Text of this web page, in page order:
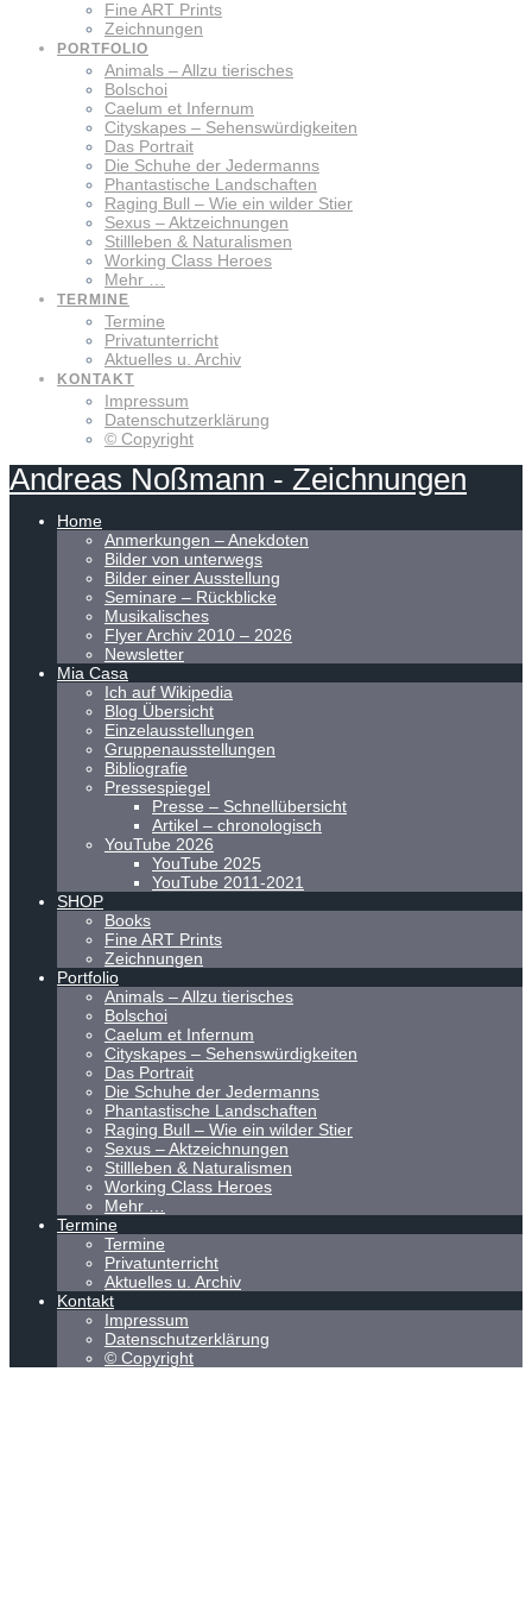
Fine ART Prints
Zeichnungen
PORTFOLIO
Animals – Allzu tierisches
Bolschoi
Caelum et Infernum
Cityskapes – Sehenswürdigkeiten
Das Portrait
Die Schuhe der Jedermanns
Phantastische Landschaften
Raging Bull – Wie ein wilder Stier
Sexus – Aktzeichnungen
Stillleben & Naturalismen
Working Class Heroes
Mehr …
TERMINE
Termine
Privatunterricht
Aktuelles u. Archiv
KONTAKT
Impressum
Datenschutzerklärung
© Copyright
Andreas Noßmann - Zeichnungen
Home
Anmerkungen – Anekdoten
Bilder von unterwegs
Bilder einer Ausstellung
Seminare – Rückblicke
Musikalisches
Flyer Archiv 2010 – 2026
Newsletter
Mia Casa
Ich auf Wikipedia
Blog Übersicht
Einzelausstellungen
Gruppenausstellungen
Bibliografie
Pressespiegel
Presse – Schnellübersicht
Artikel – chronologisch
YouTube 2026
YouTube 2025
YouTube 2011-2021
SHOP
Books
Fine ART Prints
Zeichnungen
Portfolio
Animals – Allzu tierisches
Bolschoi
Caelum et Infernum
Cityskapes – Sehenswürdigkeiten
Das Portrait
Die Schuhe der Jedermanns
Phantastische Landschaften
Raging Bull – Wie ein wilder Stier
Sexus – Aktzeichnungen
Stillleben & Naturalismen
Working Class Heroes
Mehr …
Termine
Termine
Privatunterricht
Aktuelles u. Archiv
Kontakt
Impressum
Datenschutzerklärung
© Copyright